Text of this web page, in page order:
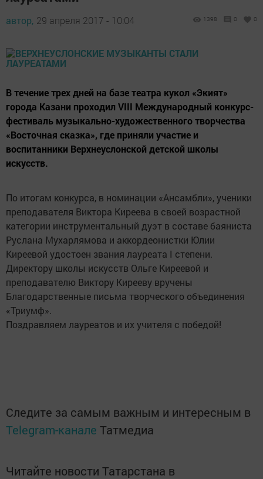
автор, 29 апреля 2017 - 10:04 1398 0 0
В течение трех дней на базе театра кукол «Экият»
города Казани проходил VIII Международный конкурс-
фестиваль музыкально-художественного творчества
«Восточная сказка», где приняли участие и
воспитанники Верхнеуслонской детской школы
искусств.
По итогам конкурса, в номинации «Ансамбли», ученики
преподавателя Виктора Киреева в своей возрастной
категории инструментальный дуэт в составе баяниста
Руслана Мухарлямова и аккордеонистки Юлии
Киреевой удостоен звания лауреата I степени.
Директору школы искусств Ольге Киреевой и
преподавателю Виктору Кирееву вручены
Благодарственные письма творческого объединения
«Триумф».
Поздравляем лауреатов и их учителя с победой!
Следите за самым важным и интересным в
Telegram-канале Татмедиа
Читайте новости Татарстана в